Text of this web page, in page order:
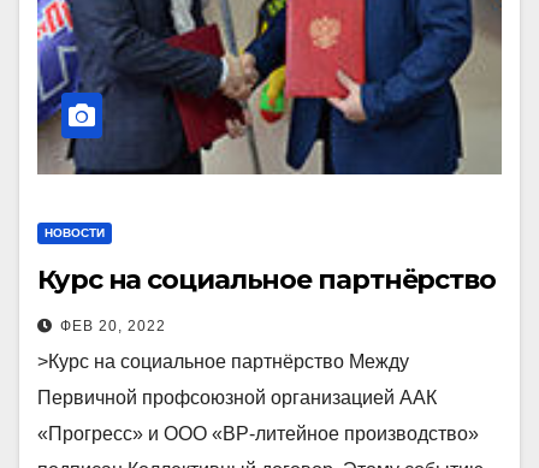
НОВОСТИ
Курс на социальное партнёрство
ФЕВ 20, 2022
>Курс на социальное партнёрство Между
Первичной профсоюзной организацией ААК
«Прогресс» и ООО «ВР-литейное производство»